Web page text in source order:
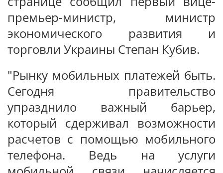
премьер-министр, министр
экономического развития и
торговли Украины Степан Кубив.
"Рынку мобильных платежей быть.
Сегодня правительство
упразднило важный барьер,
который сдерживал возможности
расчетов с помощью мобильного
телефона. Ведь на услуги